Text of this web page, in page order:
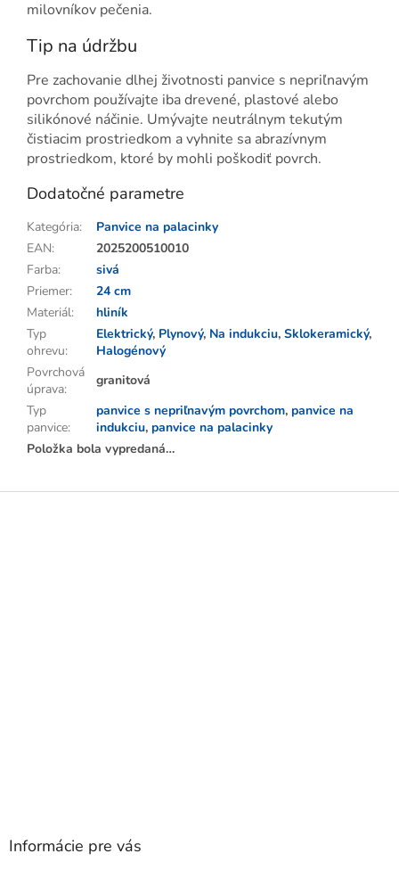
milovníkov pečenia.
Tip na údržbu
Pre zachovanie dlhej životnosti panvice s nepriľnavým
povrchom používajte iba drevené, plastové alebo
silikónové náčinie. Umývajte neutrálnym tekutým
čistiacim prostriedkom a vyhnite sa abrazívnym
prostriedkom, ktoré by mohli poškodiť povrch.
Dodatočné parametre
Kategória:
Panvice na palacinky
EAN:
2025200510010
Farba:
sivá
Priemer:
24 cm
Materiál:
hliník
Typ
ohrevu:
Elektrický, Plynový, Na indukciu, Sklokeramický,
Halogénový
Povrchová
úprava:
granitová
Typ
panvice:
panvice s nepriľnavým povrchom, panvice na
indukciu, panvice na palacinky
Položka bola vypredaná…
Z
Informácie pre vás